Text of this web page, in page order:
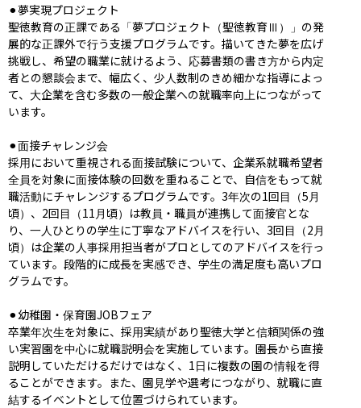
⚫︎夢実現プロジェクト
聖徳教育の正課である「夢プロジェクト（聖徳教育Ⅲ）」の発
展的な正課外で行う支援プログラムです。描いてきた夢を広げ
挑戦し、希望の職業に就けるよう、応募書類の書き方から内定
者との懇談会まで、幅広く、少人数制のきめ細かな指導によっ
て、大企業を含む多数の一般企業への就職率向上につながって
います。
⚫︎面接チャレンジ会
採用において重視される面接試験について、企業系就職希望者
全員を対象に面接体験の回数を重ねることで、自信をもって就
職活動にチャレンジするプログラムです。3年次の1回目（5月
頃）、2回目（11月頃）は教員・職員が連携して面接官とな
り、一人ひとりの学生に丁寧なアドバイスを行い、3回目（2月
頃）は企業の人事採用担当者がプロとしてのアドバイスを行っ
ています。段階的に成長を実感でき、学生の満足度も高いプロ
グラムです。
⚫︎幼稚園・保育園JOBフェア
卒業年次生を対象に、採用実績があり聖徳大学と信頼関係の強
い実習園を中心に就職説明会を実施しています。園長から直接
説明していただけるだけではなく、1日に複数の園の情報を得
ることができます。また、園見学や選考につながり、就職に直
結するイベントとして位置づけられています。